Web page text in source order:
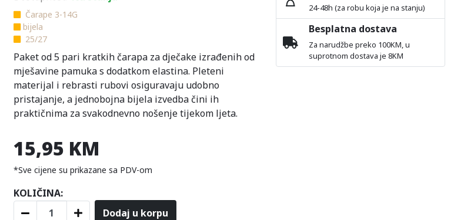
Čarape 3-14G
bijela
25/27
Paket od 5 pari kratkih čarapa za dječake izrađenih od
mješavine pamuka s dodatkom elastina. Pleteni
materijal i rebrasti rubovi osiguravaju udobno
pristajanje, a jednobojna bijela izvedba čini ih
praktičnima za svakodnevno nošenje tijekom ljeta.
15,95 KM
*Sve cijene su prikazane sa PDV-om
KOLIČINA:
Dodaj u korpu
24-48h (za robu koja je na stanju)
Besplatna dostava
Za narudžbe preko 100KM, u
suprotnom dostava je 8KM